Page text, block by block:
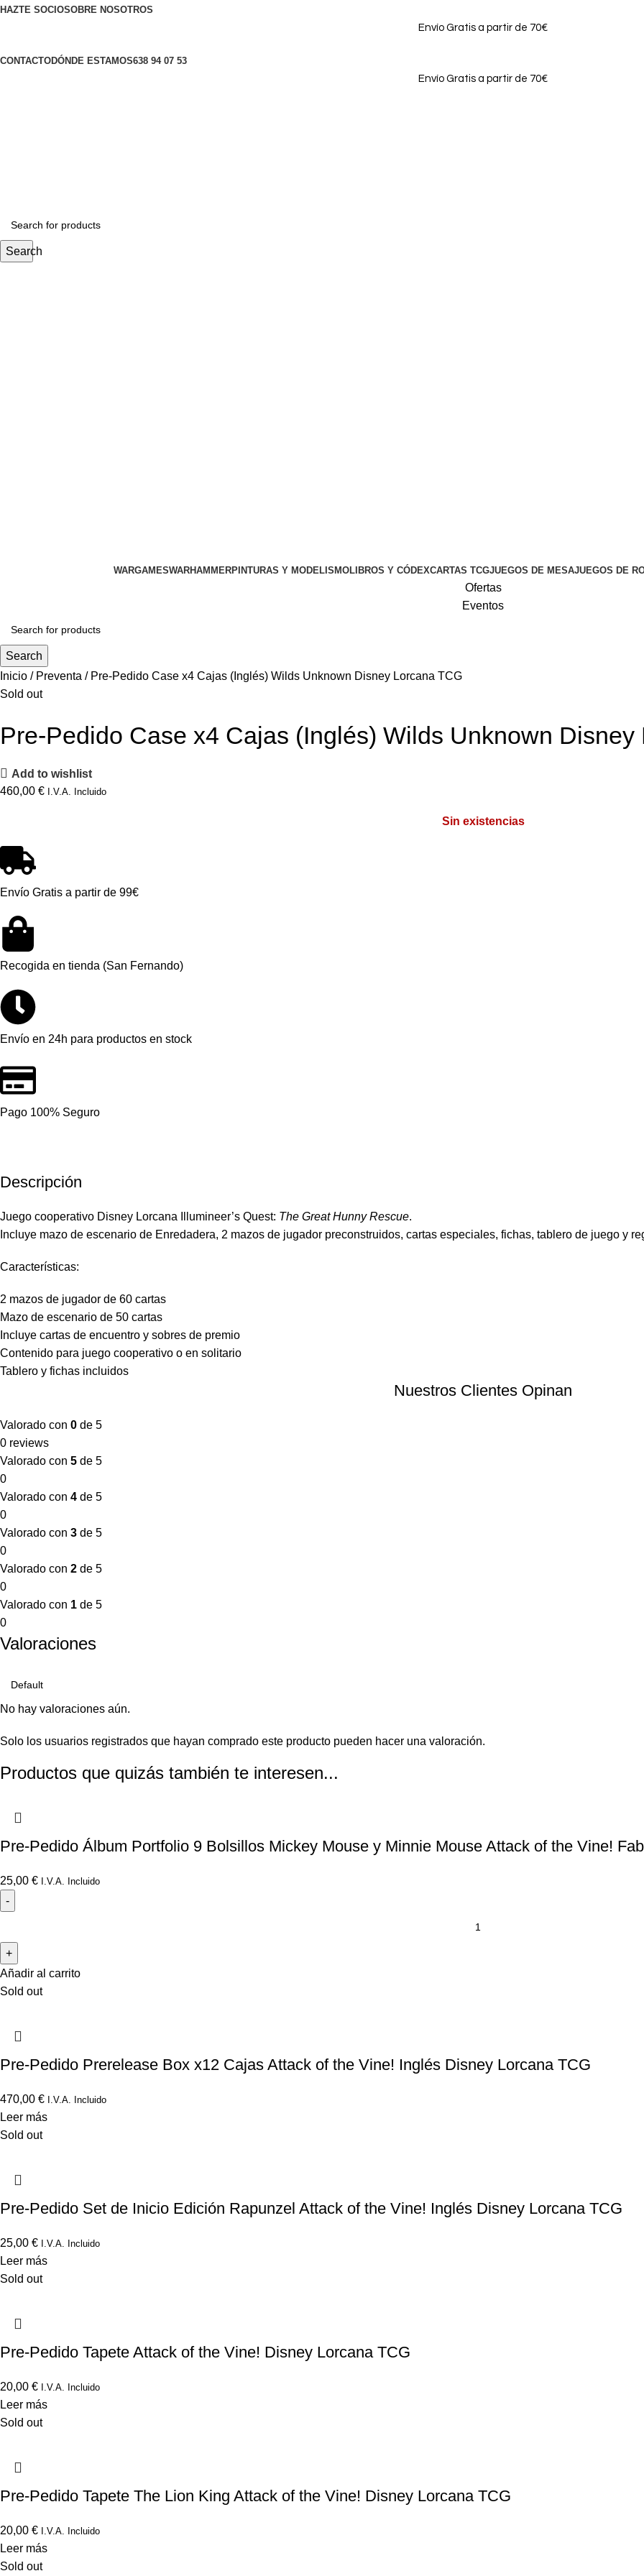
HAZTE SOCIOSOBRE NOSOTROS
Envío Gratis a partir de 70€
CONTACTODÓNDE ESTAMOS638 94 07 53
Envío Gratis a partir de 70€
Search
WARGAMESWARHAMMERPINTURAS Y MODELISMOLIBROS Y CÓDEXCARTAS TCGJUEGOS DE MESAJUEGOS DE
Ofertas
Eventos
Search
Inicio
Preventa
Pre-Pedido Case x4 Cajas (Inglés) Wilds Unknown Disney Lorcana TCG
Sold out
Pre-Pedido Case x4 Cajas (Inglés) Wilds Unknown Disney
Add to wishlist
460,00 € I.V.A. Incluido
Sin existencias
Envío Gratis a partir de 99€
Recogida en tienda (San Fernando)
Envío en 24h para productos en stock
Pago 100% Seguro
Descripción
Juego cooperativo Disney Lorcana Illumineer’s Quest: The Great Hunny Rescue.
Incluye mazo de escenario de Enredadera, 2 mazos de jugador preconstruidos, cartas especiales, fichas, tablero de juego y
Características:
2 mazos de jugador de 60 cartas
Mazo de escenario de 50 cartas
Incluye cartas de encuentro y sobres de premio
Contenido para juego cooperativo o en solitario
Tablero y fichas incluidos
Nuestros Clientes Opinan
Valorado con 0 de 5
0 reviews
Valorado con 5 de 5
0
Valorado con 4 de 5
0
Valorado con 3 de 5
0
Valorado con 2 de 5
0
Valorado con 1 de 5
0
Valoraciones
No hay valoraciones aún.
Solo los usuarios registrados que hayan comprado este producto pueden hacer una valoración.
Productos que quizás también te interesen...
Pre-Pedido Álbum Portfolio 9 Bolsillos Mickey Mouse y Minnie Mouse Attack of the Vine!
25,00 € I.V.A. Incluido
Añadir al carrito
Sold out
Pre-Pedido Prerelease Box x12 Cajas Attack of the Vine! Inglés Disney Lorcana TCG
470,00 € I.V.A. Incluido
Leer más
Sold out
Pre-Pedido Set de Inicio Edición Rapunzel Attack of the Vine! Inglés Disney Lorcana TCG
25,00 € I.V.A. Incluido
Leer más
Sold out
Pre-Pedido Tapete Attack of the Vine! Disney Lorcana TCG
20,00 € I.V.A. Incluido
Leer más
Sold out
Pre-Pedido Tapete The Lion King Attack of the Vine! Disney Lorcana TCG
20,00 € I.V.A. Incluido
Leer más
Sold out